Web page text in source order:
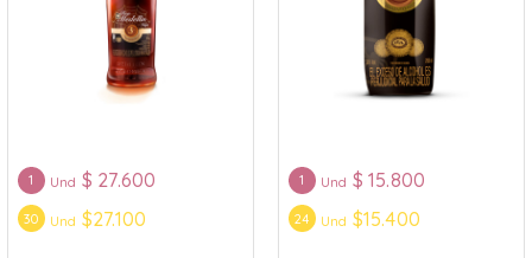
1 Und $ 27.600
30 Und $27.100
1 Und $ 15.800
24 Und $15.400